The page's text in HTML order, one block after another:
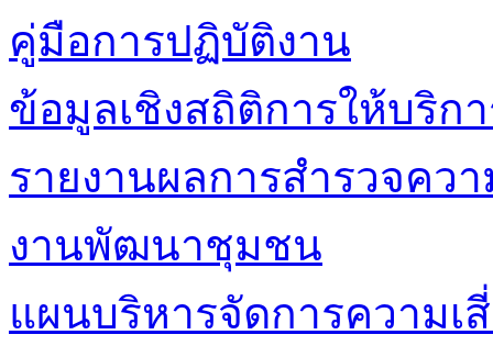
คู่มือการปฏิบัติงาน
ข้อมูลเชิงสถิติการให้บริก
รายงานผลการสำรวจคว
งานพัฒนาชุมชน
แผนบริหารจัดการความเ